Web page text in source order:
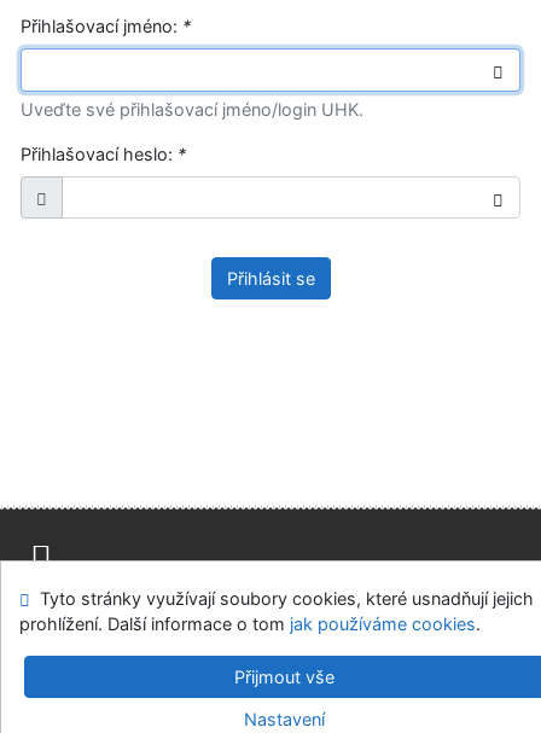
Přihlašovací jméno: *
Uveďte své přihlašovací jméno/login UHK.
Přihlašovací heslo: *
Přihlásit se
Mapa stránek Přístupnost
Soukromí
Modul OpenSearch
Napište nám Nastavení cookies
Univerzitní knihovna - Univerzita Hradec Králové
v.4.8.63a-Cosmotron Bohemia, s.r.o.
Tyto stránky využívají soubory cookies, které usnadňují jejich
prohlížení. Další informace o tom jak používáme cookies.
Přijmout vše
Nastavení